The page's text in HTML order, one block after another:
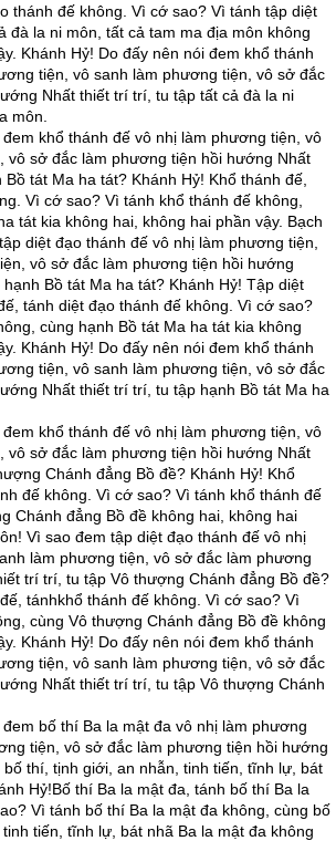
thánh đế không. Vì cớ sao? Vì tánh tập diệt
đà la ni môn, tất cả tam ma địa môn không
Khánh Hỷ! Do đấy nên nói đem khổ thánh
tiện, vô sanh làm phương tiện, vô sở đắc
Nhất thiết trí trí, tu tập tất cả đà la ni
môn.
khổ thánh đế vô nhị làm phương tiện, vô
vô sở đắc làm phương tiện hồi hướng Nhất
tát Ma ha tát? Khánh Hỷ! Khổ thánh đế,
Vì cớ sao? Vì tánh khổ thánh đế không,
tát kia không hai, không hai phần vậy. Bạch
diệt đạo thánh đế vô nhị làm phương tiện,
vô sở đắc làm phương tiện hồi hướng
Bồ tát Ma ha tát? Khánh Hỷ! Tập diệt
tánh diệt đạo thánh đế không. Vì cớ sao?
cùng hạnh Bồ tát Ma ha tát kia không
Khánh Hỷ! Do đấy nên nói đem khổ thánh
tiện, vô sanh làm phương tiện, vô sở đắc
Nhất thiết trí trí, tu tập hạnh Bồ tát Ma ha
khổ thánh đế vô nhị làm phương tiện, vô
vô sở đắc làm phương tiện hồi hướng Nhất
Chánh đẳng Bồ đề? Khánh Hỷ! Khổ
đế không. Vì cớ sao? Vì tánh khổ thánh đế
Chánh đẳng Bồ đề không hai, không hai
Vì sao đem tập diệt đạo thánh đế vô nhị
làm phương tiện, vô sở đắc làm phương
trí trí, tu tập Vô thượng Chánh đẳng Bồ đề?
tánhkhổ thánh đế không. Vì cớ sao? Vì
cùng Vô thượng Chánh đẳng Bồ đề không
Khánh Hỷ! Do đấy nên nói đem khổ thánh
tiện, vô sanh làm phương tiện, vô sở đắc
Nhất thiết trí trí, tu tập Vô thượng Chánh
bố thí Ba la mật đa vô nhị làm phương
tiện, vô sở đắc làm phương tiện hồi hướng
thí, tịnh giới, an nhẫn, tinh tiến, tĩnh lự, bát
Hỷ!Bố thí Ba la mật đa, tánh bố thí Ba la
Vì tánh bố thí Ba la mật đa không, cùng bố
tiến, tĩnh lự, bát nhã Ba la mật đa không